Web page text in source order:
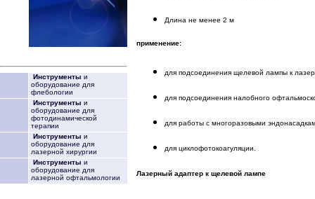
Инструменты и
оборудование для
флебологии
Инструменты и
оборудование для
фотодинамической
терапии
Инструменты и
оборудование для
лазерной хирургии
Инструменты и
оборудование для
лазерной офтальмологии
Длина не менее 2 м
применение:
для подсоединения щелевой лампы к
для подсоединения налобного
для работы с многоразовыми
для циклофотокоагуляции.
Лазерный адаптер к щелевой лампе